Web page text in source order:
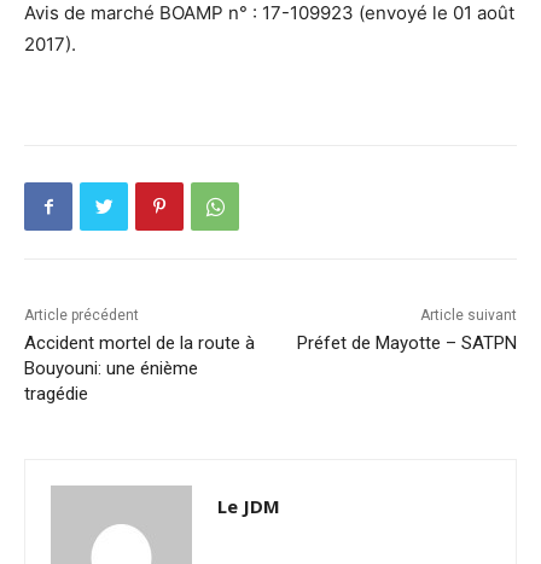
Avis de marché BOAMP n° : 17-109923 (envoyé le 01 août
2017).
Article précédent
Accident mortel de la route à
Bouyouni: une énième
tragédie
Article suivant
Préfet de Mayotte – SATPN
Le JDM